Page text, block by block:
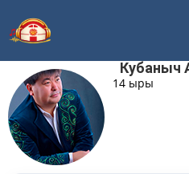
Кубаныч
14 ыры